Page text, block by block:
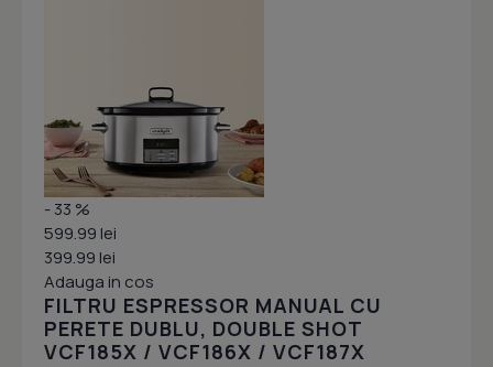
- 33 %
599.99 lei
399.99 lei
Adauga in cos
FILTRU ESPRESSOR MANUAL CU
PERETE DUBLU, DOUBLE SHOT
VCF185X / VCF186X / VCF187X